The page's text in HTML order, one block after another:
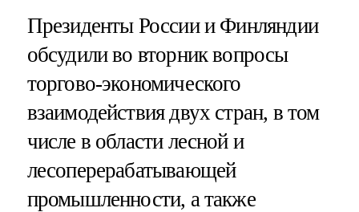
Президенты России и Финляндии
обсудили во вторник вопросы
торгово-экономического
взаимодействия двух стран, в том
числе в области лесной и
лесоперерабатывающей
промышленности, а также